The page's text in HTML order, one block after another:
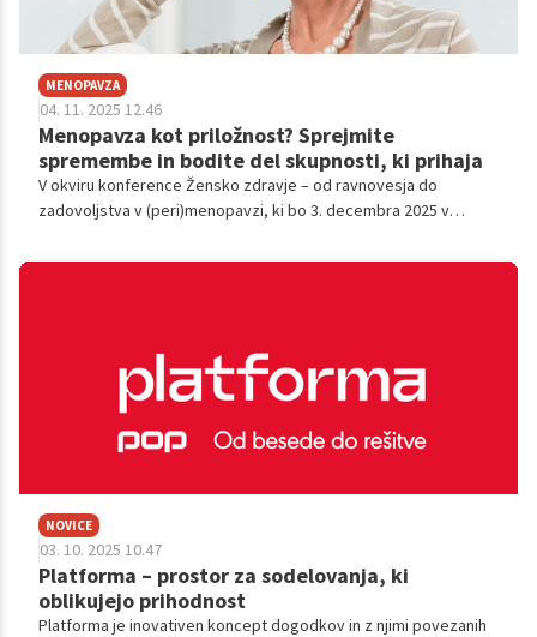
MENOPAVZA
04. 11. 2025 12.46
Menopavza kot priložnost? Sprejmite
spremembe in bodite del skupnosti, ki prihaja
V okviru konference Žensko zdravje – od ravnovesja do
zadovoljstva v (peri)menopavzi, ki bo 3. decembra 2025 v
vprašanju, ki se dotika vsake ženske: kako v poplavi zahtev,
NOVICE
03. 10. 2025 10.47
Platforma – prostor za sodelovanja, ki
oblikujejo prihodnost
Platforma je inovativen koncept dogodkov in z njimi povezanih